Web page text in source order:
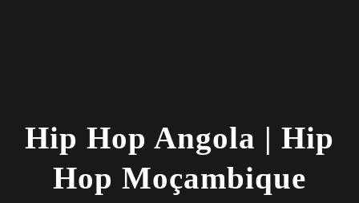
Hip Hop Angola | Hip
Hop Moçambique